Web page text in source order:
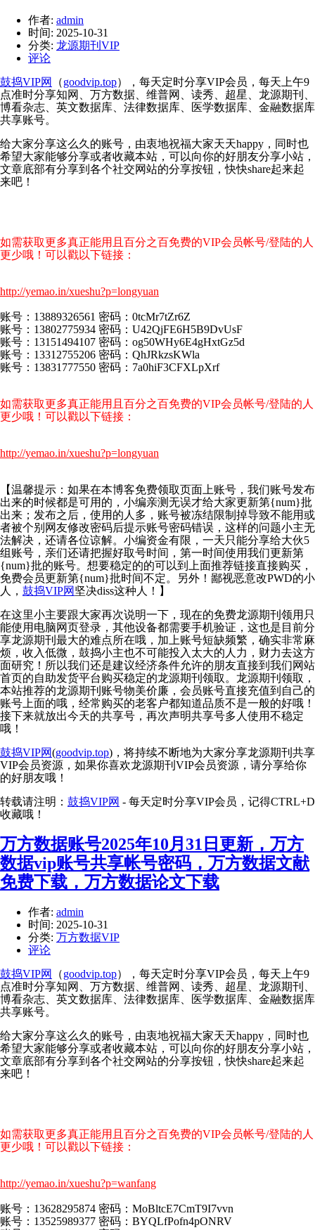
作者: admin
时间: 2025-10-31
分类: 龙源期刊VIP
评论
鼓捣VIP网
（goodvip.top），每天定时分享VIP会员，每天上午9
点准时分享知网、万方数据、维普网、读秀、超星、龙源期刊、
博看杂志、英文数据库、法律数据库、医学数据库、金融数据库
共享账号。
给大家分享这么久的账号，由衷地祝福大家天天happy，同时也
希望大家能够分享或者收藏本站，可以向你的好朋友分享小站，
文章底部有分享到各个社交网站的分享按钮，快快share起来起
来吧！
如需获取更多真正能用且百分之百免费的VIP会员帐号/登陆的人
更少哦！可以戳以下链接：
http://yemao.in/xueshu?p=longyuan
账号：13889326561 密码：0tcMr7tZr6Z
账号：13802775934 密码：U42QjFE6H5B9DvUsF
账号：13151494107 密码：og50WHy6E4gHxtGz5d
账号：13312755206 密码：QhJRkzsKWla
账号：13831777550 密码：7a0hiF3CFXLpXrf
如需获取更多真正能用且百分之百免费的VIP会员帐号/登陆的人
更少哦！可以戳以下链接：
http://yemao.in/xueshu?p=longyuan
【温馨提示：如果在本博客免费领取页面上账号，我们账号发布
出来的时候都是可用的，小编亲测无误才给大家更新第{num}批
出来；发布之后，使用的人多，账号被冻结限制掉导致不能用或
者被个别网友修改密码后提示账号密码错误，这样的问题小主无
法解决，还请各位谅解。小编资金有限，一天只能分享给大伙5
组账号，亲们还请把握好取号时间，第一时间使用我们更新第
{num}批的账号。想要稳定的的可以到上面推荐链接直接购买，
免费会员更新第{num}批时间不定。另外！鄙视恶意改PWD的小
人， 鼓捣VIP网 坚决diss这种人！】
在这里小主要跟大家再次说明一下，现在的免费龙源期刊领用只
能使用电脑网页登录，其他设备都需要手机验证，这也是目前分
享龙源期刊最大的难点所在哦，加上账号短缺频繁，确实非常麻
烦，收入低微，鼓捣小主也不可能投入太大的人力，财力去这方
面研究！所以我们还是建议经济条件允许的朋友直接到我们网站
首页的自助发货平台购买稳定的龙源期刊领取。龙源期刊领取，
本站推荐的龙源期刊账号物美价廉，会员账号直接充值到自己的
账号上面的哦，经常购买的老客户都知道品质不是一般的好哦！
接下来就放出今天的共享号，再次声明共享号多人使用不稳定
哦！
鼓捣VIP网(goodvip.top)，将持续不断地为大家分享龙源期刊共享
VIP会员资源，如果你喜欢龙源期刊VIP会员资源，请分享给你
的好朋友哦！
转载请注明： 鼓捣VIP网 - 每天定时分享VIP会员，记得CTRL+D
收藏哦！
万方数据账号2025年10月31日更新，万方
数据vip账号共享帐号密码，万方数据文献
免费下载，万方数据论文下载
作者: admin
时间: 2025-10-31
分类: 万方数据VIP
评论
鼓捣VIP网
（goodvip.top），每天定时分享VIP会员，每天上午9
点准时分享知网、万方数据、维普网、读秀、超星、龙源期刊、
博看杂志、英文数据库、法律数据库、医学数据库、金融数据库
共享账号。
给大家分享这么久的账号，由衷地祝福大家天天happy，同时也
希望大家能够分享或者收藏本站，可以向你的好朋友分享小站，
文章底部有分享到各个社交网站的分享按钮，快快share起来起
来吧！
如需获取更多真正能用且百分之百免费的VIP会员帐号/登陆的人
更少哦！可以戳以下链接：
http://yemao.in/xueshu?p=wanfang
账号：13628295874 密码：MoBltcE7CmT9I7vvn
账号：13525989377 密码：BYQLfPofn4pONRV